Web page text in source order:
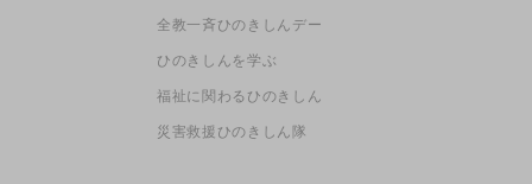
全教一斉ひのきしんデー
ひのきしんを学ぶ
福祉に関わるひのきしん
災害救援ひのきしん隊